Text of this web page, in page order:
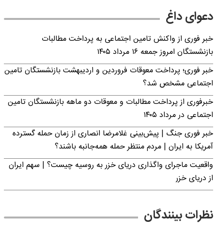
دعوای داغ
خبر فوری از واکنش تامین اجتماعی به پرداخت مطالبات
بازنشستگان امروز جمعه ۱۶ مرداد ۱۴۰۵
خبر فوری؛ پرداخت معوقات فروردین و اردیبهشت بازنشستگان تامین
اجتماعی مشخص شد؟
خبرفوری از پرداخت مطالبات و معوقات دو ماهه بازنشستگان تامین
اجتماعی در مرداد ۱۴۰۵
خبر فوری جنگ | پیش‌بینی غلامرضا انصاری از زمان حمله گسترده
آمریکا به ایران | مردم منتظر حمله همه‌جانبه باشند؟
واقعیت ماجرای واگذاری دریای خزر به روسیه چیست؟ | سهم ایران
از دریای خزر
نظرات بینندگان